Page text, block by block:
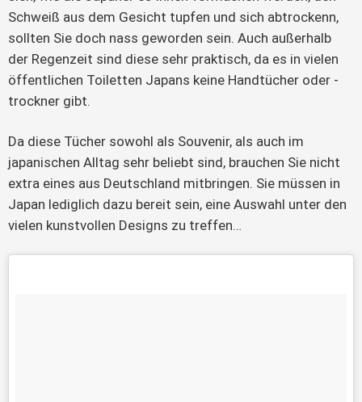
Schweiß aus dem Gesicht tupfen und sich abtrockenn,
sollten Sie doch nass geworden sein. Auch außerhalb
der Regenzeit sind diese sehr praktisch, da es in vielen
öffentlichen Toiletten Japans keine Handtücher oder -
trockner gibt.
Da diese Tücher sowohl als Souvenir, als auch im
japanischen Alltag sehr beliebt sind, brauchen Sie nicht
extra eines aus Deutschland mitbringen. Sie müssen in
Japan lediglich dazu bereit sein, eine Auswahl unter den
vielen kunstvollen Designs zu treffen…